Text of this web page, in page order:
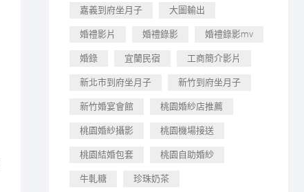
嘉義到府坐月子 大圖輸出
婚禮影片 婚禮錄影 婚禮錄影mv
婚錄 宜蘭民宿 工商簡介影片
新北市到府坐月子 新竹到府坐月子
新竹婚宴會館 桃園婚紗店推薦
桃園婚紗攝影 桃園機場接送
桃園結婚包套 桃園自助婚紗
牛軋糖 珍珠奶茶